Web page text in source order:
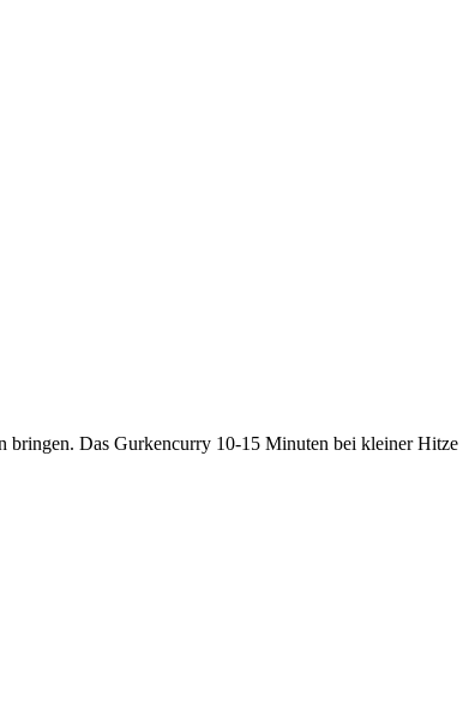
bringen. Das Gurkencurry 10-15 Minuten bei kleiner Hitze